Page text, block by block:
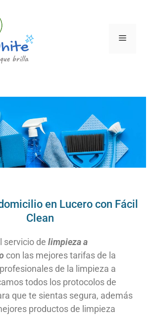
en Lucero con Fácil
Clean
servicio de limpieza a
con las mejores tarifas de la
de la limpieza a
todos los protocolos de
que te sientas segura, además
productos de limpieza